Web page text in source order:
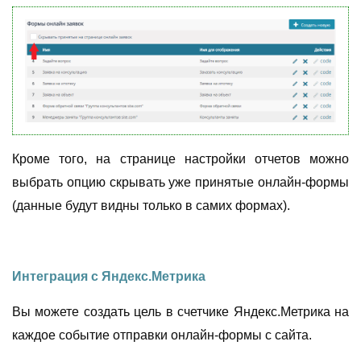
Кроме того, на странице настройки отчетов можно
выбрать опцию скрывать уже принятые онлайн-формы
(данные будут видны только в самих формах).
Интеграция с Яндекс.Метрика
Вы можете создать цель в счетчике Яндекс.Метрика на
каждое событие отправки онлайн-формы с сайта.